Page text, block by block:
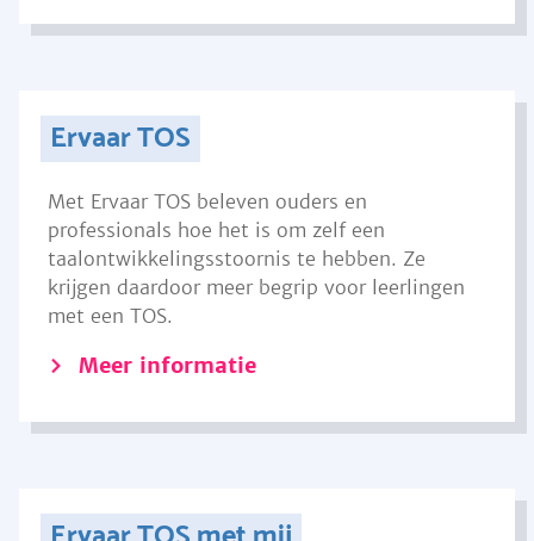
Ervaar TOS
Met Ervaar TOS beleven ouders en
professionals hoe het is om zelf een
taalontwikkelingsstoornis te hebben. Ze
krijgen daardoor meer begrip voor leerlingen
met een TOS.
Meer informatie